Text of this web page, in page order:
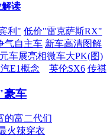
解读
利" 低价"雷克萨斯RX"
气自主车 新车高清图解
车展亮相微车大PK(图)
汽E1概念 英伦SX6 传祺
豪车
的富二代们
火辣穿衣